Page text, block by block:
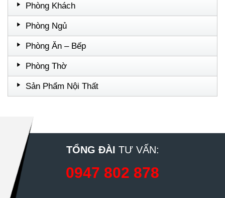
Phòng Khách
Phòng Ngủ
Phòng Ăn – Bếp
Phòng Thờ
Sản Phẩm Nội Thất
TỔNG ĐÀI TƯ VẤN:
0947 802 878